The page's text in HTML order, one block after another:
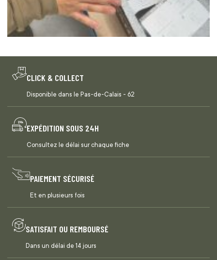
CLICK & COLLECT
Disponible dans le Pas-de-Calais - 62
EXPÉDITION SOUS 24H
Consultez le délai sur chaque fiche
PAIEMENT SÉCURISÉ
Et en plusieurs fois
SATISFAIT OU REMBOURSÉ
Dans un délai de 14 jours